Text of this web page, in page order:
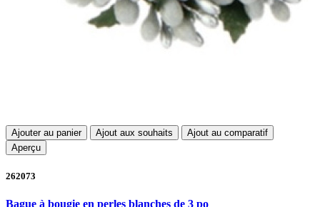
Ajouter au panier Ajout aux souhaits
Ajout au comparatif
Aperçu
262073
Bague à bougie en perles blanches de 3 po